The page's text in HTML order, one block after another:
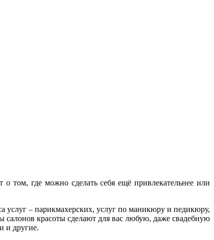
том, где можно сделать себя ещё привлекательнее или
услуг – парикмахерских, услуг по маникюру и педикюру,
красоты сделают для вас любую, даже свадебную
и другие.